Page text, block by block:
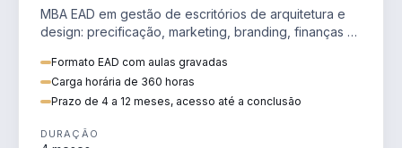
MBA EAD em gestão de escritórios de arquitetura e
design: precificação, marketing, branding, finanças e
Formato EAD com aulas gravadas
Carga horária de 360 horas
Prazo de 4 a 12 meses, acesso até a conclusão
DURAÇÃO